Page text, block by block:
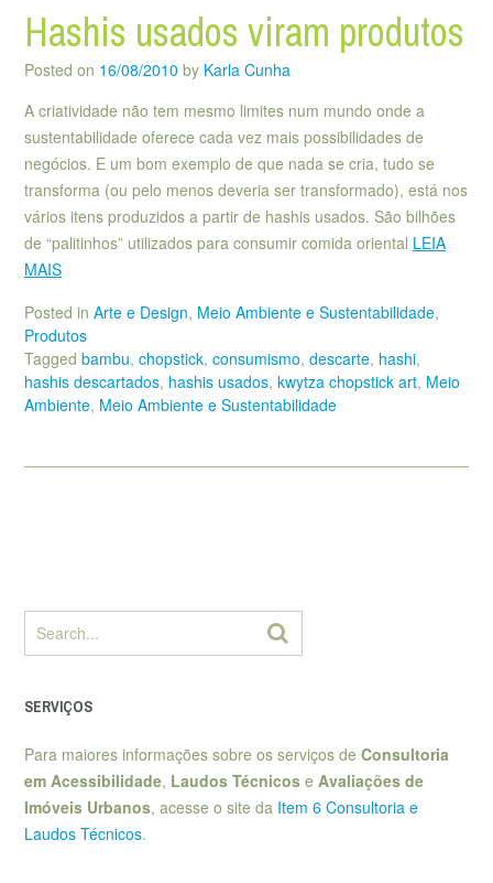
Hashis usados viram produtos
Posted on 16/08/2010 by Karla Cunha
A criatividade não tem mesmo limites num mundo onde a
sustentabilidade oferece cada vez mais possibilidades de
negócios. E um bom exemplo de que nada se cria, tudo se
transforma (ou pelo menos deveria ser transformado), está nos
vários itens produzidos a partir de hashis usados. São bilhões
de “palitinhos” utilizados para consumir comida oriental LEIA
MAIS
Posted in Arte e Design, Meio Ambiente e Sustentabilidade,
Produtos
Tagged bambu, chopstick, consumismo, descarte, hashi,
hashis descartados, hashis usados, kwytza chopstick art, Meio
Ambiente, Meio Ambiente e Sustentabilidade
SERVIÇOS
Para maiores informações sobre os serviços de Consultoria
em Acessibilidade, Laudos Técnicos e Avaliações de
Imóveis Urbanos, acesse o site da Item 6 Consultoria e
Laudos Técnicos.